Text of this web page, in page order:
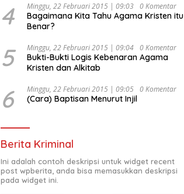
4 Minggu, 22 Februari 2015 | 09:03 0 Komentar
Bagaimana Kita Tahu Agama Kristen itu
Benar?
5 Minggu, 22 Februari 2015 | 09:04 0 Komentar
Bukti-Bukti Logis Kebenaran Agama
Kristen dan Alkitab
6 Minggu, 22 Februari 2015 | 09:05 0 Komentar
(Cara) Baptisan Menurut Injil
Berita Kriminal
Ini adalah contoh deskripsi untuk widget recent
post wpberita, anda bisa memasukkan deskripsi
pada widget ini.